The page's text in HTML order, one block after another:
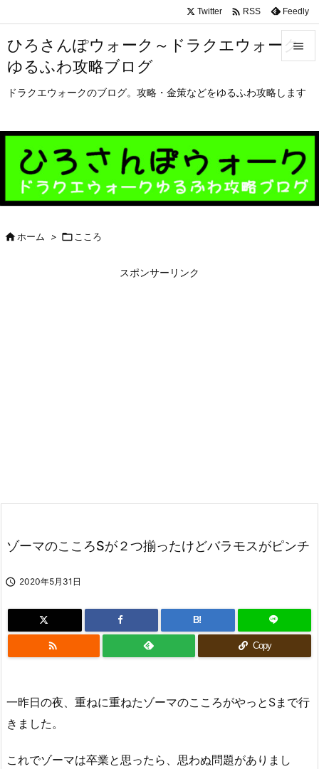
ひろさんぽウォーク～ドラクエウォーク
ゆるふわ攻略ブログ
ドラクエウォークのブログ。攻略・金策などをゆるふわ攻略します

メニュ

前へ

次へ
Twitter  RSS Feedly
ホーム >  こころ
スポンサーリンク
ゾーマのこころSが２つ揃ったけどバラモスがピンチ
 2020年5月31日
B!
 Copy
一昨日の夜、重ねに重ねたゾーマのこころがやっとSまで行
きました。
これでゾーマは卒業と思ったら、思わぬ問題がありまし